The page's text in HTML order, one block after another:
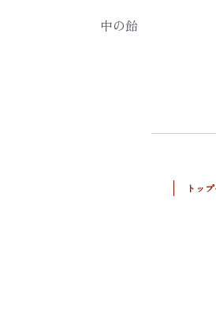
中の飴
トッ